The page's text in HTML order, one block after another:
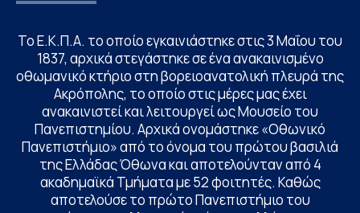
Το Ε.Κ.Π.Α. το οποίο εγκαινιάστηκε στις 3 Μαΐου του
1837, αρχικά στεγάστηκε σε ένα ανακαινισμένο
οθωμανικό κτήριο στη βορειοανατολική πλευρά της
Ακρόπολης, το οποίο στις μέρες μας έχει
ανακαινιστεί και λειτουργεί ως Μουσείο του
Πανεπιστημίου. Αρχικά ονομάστηκε «Οθωνικό
Πανεπιστήμιο» από το όνομα του πρώτου βασιλιά
της Ελλάδας Όθωνα και αποτελούνταν από 4
ακαδημαϊκά Τμήματα με 52 φοιτητές. Καθώς
αποτελούσε το πρώτο Πανεπιστήμιο του